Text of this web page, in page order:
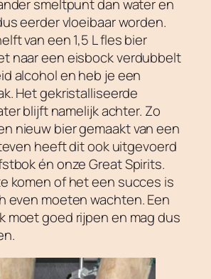
smeltpunt dan water en
eerder vloeibaar worden.
van een 1,5 L fles bier
naar een eisbock verdubbelt
alcohol en heb je een
Het gekristalliseerde
blijft namelijk achter. Zo
nieuw bier gemaakt van een
heeft dit ook uitgevoerd
én onze Great Spirits.
komen of het een succes is
even moeten wachten. Een
moet goed rijpen en mag dus